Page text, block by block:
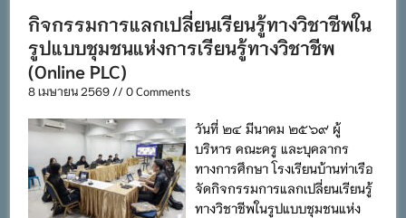
กิจกรรมการแลกเปลี่ยนเรียนรู้ทางวิชาชีพใน
รูปแบบชุมชนแห่งการเรียนรู้ทางวิชาชีพ
(Online PLC)
8 เมษายน 2569 // 0 Comments
วันที่ ๒๔ มีนาคม ๒๕๖๙ ผู้
บริหาร คณะครู และบุคลากร
ทางการศึกษา โรงเรียนบ้านท่าเรือ
จัดกิจกรรมการแลกเปลี่ยนเรียนรู้
ทางวิชาชีพในรูปแบบชุมชนแห่ง